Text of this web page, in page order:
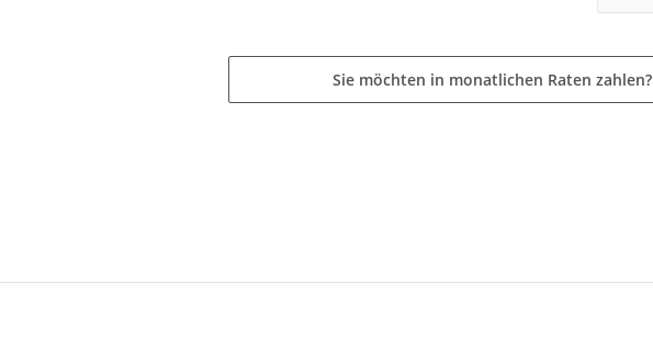
Sie möchten in monatlichen Raten zahlen?